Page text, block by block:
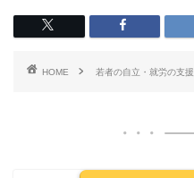
HOME 若者の自立・就労の支援